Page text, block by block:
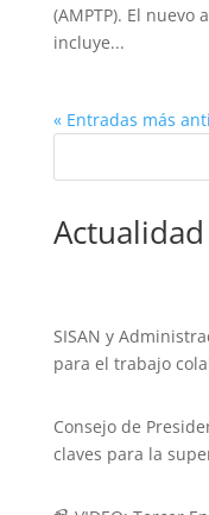
(AMPTP). El
incluye...
« Entradas más
Actualidad
SISAN y
para el trabajo
Consejo de
claves para la